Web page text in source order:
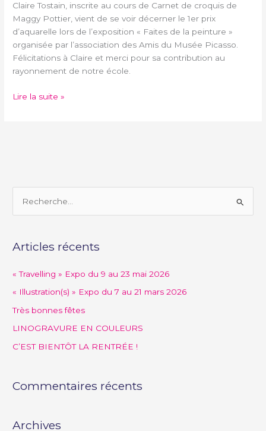
Claire Tostain, inscrite au cours de Carnet de croquis de
Maggy Pottier, vient de se voir décerner le 1er prix
d’aquarelle lors de l’exposition « Faites de la peinture »
organisée par l’association des Amis du Musée Picasso.
Félicitations à Claire et merci pour sa contribution au
rayonnement de notre école.
Lire la suite »
h
h
e
r
Articles récents
« Travelling » Expo du 9 au 23 mai 2026
« Illustration(s) » Expo du 7 au 21 mars 2026
Très bonnes fêtes
LINOGRAVURE EN COULEURS
C’EST BIENTÔT LA RENTRÉE !
Commentaires récents
Archives